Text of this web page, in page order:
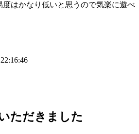
はかなり低いと思うので気楽に遊べ
ただきました